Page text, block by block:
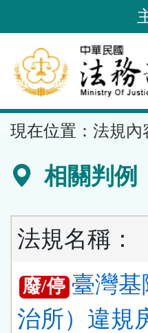
到
要
內
容
區
現在位置： 法規內
相關判例
法規名稱：
廢/停 臺灣
治所）違規